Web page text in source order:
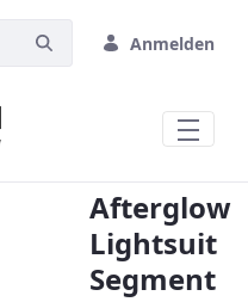
Anmelden
Afterglow
Lightsuit
Segment